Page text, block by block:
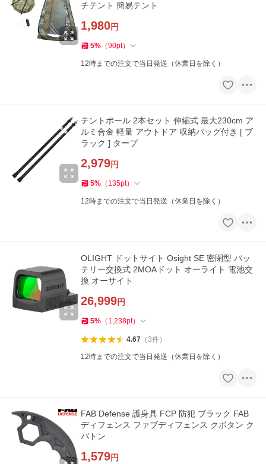
チテント 簡易テント
1,980円
5% （90pt）
12時までの注文で当日発送（休業日を除く）
テントポール 2本セット 伸縮式 最大230cm ア
ルミ合金 軽量 アウトドア 収納バッグ付き [ ブ
ラック ] タープ
2,979円
5% （ 135pt）
12時までの注文で当日発送（休業日を除く）
OLIGHT ドットサイト Osight SE 密閉型 バッ
テリー交換式 2MOAドット オーライト 電池交
換 オーサイト
26,999円
5% （ 1,238pt）
4.67（3件）
12時までの注文で当日発送（休業日を除く）
FAB Defense 護身具 FCP 防犯 ブラック FAB
ディフェンス ファブディフェンス クボタン ク
バトン
1,579円